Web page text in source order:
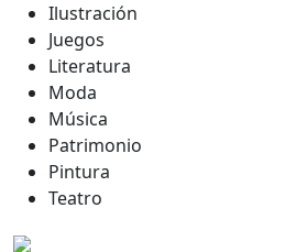
Ilustración
Juegos
Literatura
Moda
Música
Patrimonio
Pintura
Teatro